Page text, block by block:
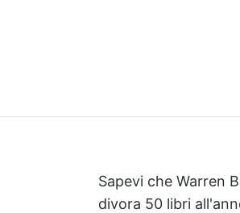
Sapevi che Warren
divora 50 libri